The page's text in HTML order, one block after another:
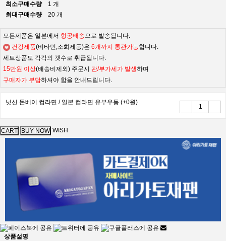
최소구매수량
1 개
최대구매수량
20 개
모든제품은 일본에서 항공배송으로 발송됩니다.
건강제품(비타민,소화제등)은 6개까지 통관가능합니다.
세트상품도 각각의 갯수로 취급됩니다.
15만원 이상(배송비제외) 주문시 관/부가세가 발생하며
구매자가 부담하셔야 함을 안내드립니다.
닛신 돈베이 컵라면 / 일본 컵라면 유부우동 (+0원)
WISH
상품설명